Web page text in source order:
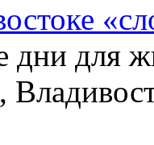
дни для